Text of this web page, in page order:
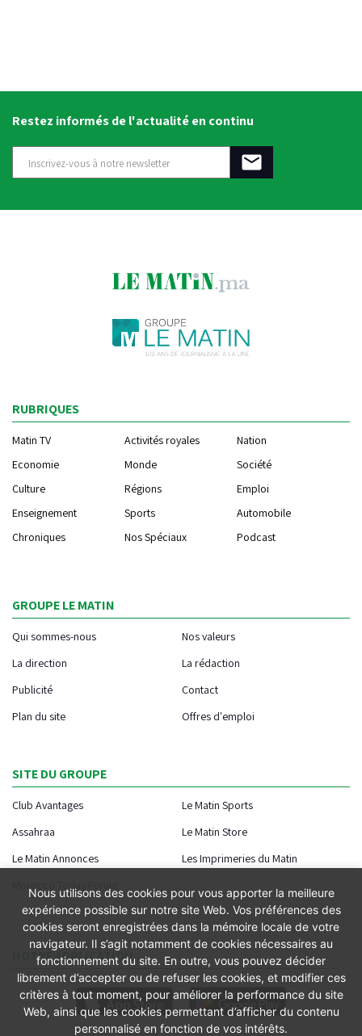
Restez informés de l'actualité en continu
RUBRIQUES
Matin TV Activités royales
Nation
Economie
Monde
Société
Culture
Régions
Emploi
Enseignement
Sports
Automobile
Chroniques
Nos Spéciaux Podcast
GROUPE LE MATIN
Qui sommes-nous
Nos valeurs
La direction
La rédaction
Publicité
Contact
Plan du site
Offres d'emploi
SITE DU GROUPE
Club Avantages
Le Matin Sports
Assahraa
Le Matin Store
Le Matin Annonces
Les Imprimeries du Matin
Morocco Today Forum
NOTRE APPLICATION
Nous utilisons des cookies pour vous apporter la meilleure
expérience possible sur notre site Web. Vos préférences des
cookies seront enregistrées dans la mémoire locale de votre
navigateur. Il s’agit notamment de cookies nécessaires au
fonctionnement du site. En outre, vous pouvez décider
librement d’accepter ou de refuser les cookies, et modifier ces
critères à tout moment, pour améliorer la performance du site
Web, ainsi que les cookies permettant d’afficher du contenu
personnalisé en fonction de vos intérêts.